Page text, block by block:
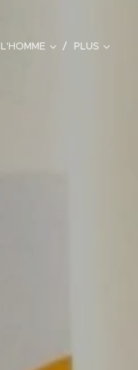
PLUS